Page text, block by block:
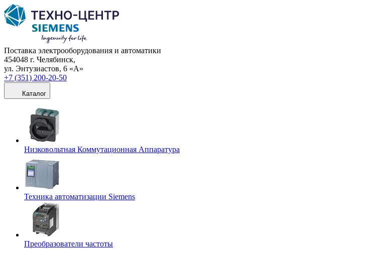
Поставка электрооборудования и автоматики
454048 г. Челябинск,
ул. Энтузиастов, 6 «А»
+7 (351) 200-20-50
Каталог
Низковольтная Коммутационная Аппаратура
Техника автоматизации Siemens
Преобразователи частоты